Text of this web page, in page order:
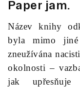
Paper jam.
Název knihy
byla mimo jiné
zneužívána
okolnosti –
jak upřesňuje